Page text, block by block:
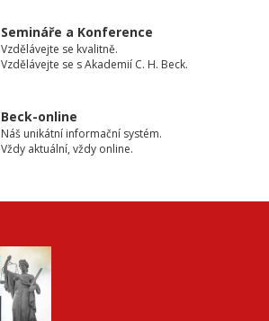
Semináře a Konference
Vzdělávejte se kvalitně.
Vzdělávejte se s Akademií C. H. Beck.
Beck-online
Náš unikátní informační systém.
Vždy aktuální, vždy online.